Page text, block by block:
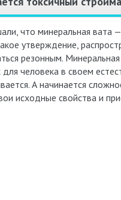
что минеральная вата
утверждение,
резонным.
человека в своем
А начинается
исходные свойства и